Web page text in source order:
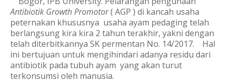
Antibiotik Growth Promotor( AGP ) di kancah usaha
peternakan khususnya usaha ayam pedaging telah
berlangsung kira kira 2 tahun terakhir, yakni dengan
telah diterbitkannya SK permentan No. 14/2017.
Hal
ini bertujuan untuk mengihindari adanya residu dari
antibiotik pada tubuh ayam yang akan turut
terkonsumsi oleh manusia.